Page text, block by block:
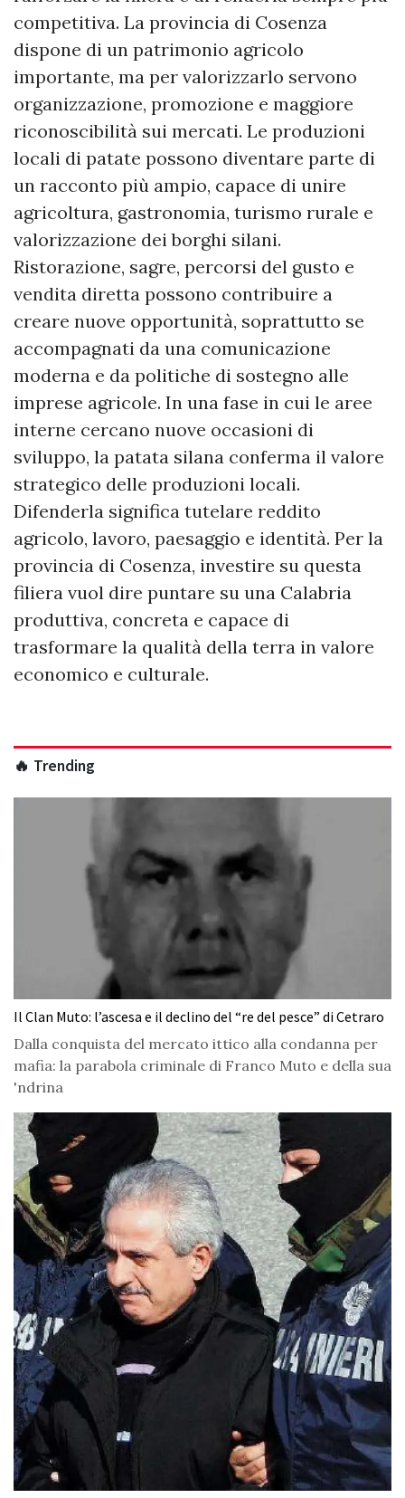
competitiva. La provincia di Cosenza
dispone di un patrimonio agricolo
importante, ma per valorizzarlo servono
organizzazione, promozione e maggiore
riconoscibilità sui mercati. Le produzioni
locali di patate possono diventare parte di
un racconto più ampio, capace di unire
agricoltura, gastronomia, turismo rurale e
valorizzazione dei borghi silani.
Ristorazione, sagre, percorsi del gusto e
vendita diretta possono contribuire a
creare nuove opportunità, soprattutto se
accompagnati da una comunicazione
moderna e da politiche di sostegno alle
imprese agricole. In una fase in cui le aree
interne cercano nuove occasioni di
sviluppo, la patata silana conferma il valore
strategico delle produzioni locali.
Difenderla significa tutelare reddito
agricolo, lavoro, paesaggio e identità. Per la
provincia di Cosenza, investire su questa
filiera vuol dire puntare su una Calabria
produttiva, concreta e capace di
trasformare la qualità della terra in valore
economico e culturale.
🔥 Trending
Il Clan Muto: l’ascesa e il declino del “re del pesce” di Cetraro
Dalla conquista del mercato ittico alla condanna per
mafia: la parabola criminale di Franco Muto e della sua
'ndrina